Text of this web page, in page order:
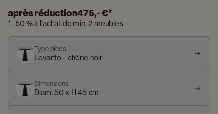
après réduction475,- €*
*-50 %à l'achat de min. 2 meubles
Type pieds
Levanto - chêne noir
Dimensions
Diam. 50 x H 45 cm